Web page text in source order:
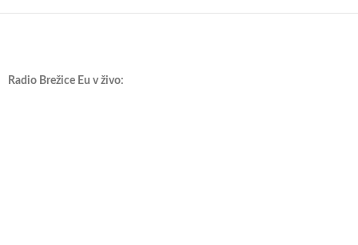
Radio Brežice Eu v živo: